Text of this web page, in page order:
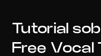
Tutorial
Free Vocal